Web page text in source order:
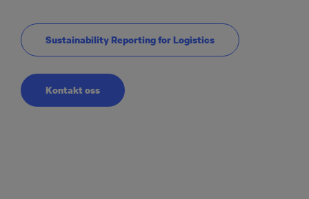
Sustainability Reporting for Logistics
Kontakt oss